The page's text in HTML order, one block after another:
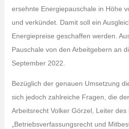
ersehnte Energiepauschale in Höhe
und verkündet. Damit soll ein
Energiepreise geschaffen werden.
Pauschale von den Arbeitgebern an
September 2022.
Bezüglich der genauen Umsetzung
sich jedoch zahlreiche Fragen, die
Arbeitsrecht Volker Görzel, Leiter
„Betriebsverfassungsrecht und